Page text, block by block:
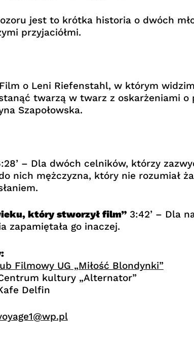
jest to krótka historia o dwóch
przyjaciółmi.
o Leni Riefenstahl, w którym
twarzą w twarz z oskarżeniami
Szapołowska.
– Dla dwóch celników, którzy
nich mężczyzna, który nie rozumiał
który stworzył film”3:42’ – Dla
zapamiętała go inaczej.
Filmowy UG „Miłość Blondynki”
kultury „Alternator”
Delfin